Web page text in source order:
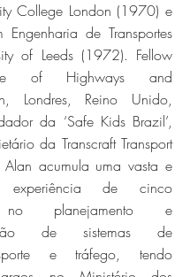
College London (1970) e
Engenharia de Transportes
of Leeds (1972). Fellow
of Highways and
Londres, Reino Unido,
da ‘Safe Kids Brazil’,
da Transcraft Transport
Alan acumula uma vasta e
experiência de cinco
no planejamento e
de sistemas de
e tráfego, tendo